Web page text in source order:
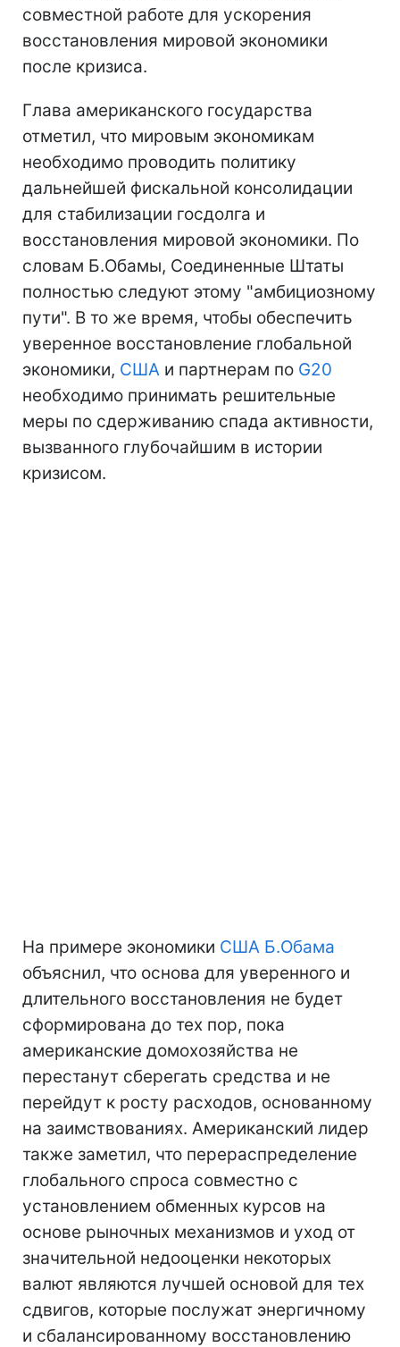
совместной работе для ускорения
восстановления мировой экономики
после кризиса.
Глава американского государства
отметил, что мировым экономикам
необходимо проводить политику
дальнейшей фискальной консолидации
для стабилизации госдолга и
восстановления мировой экономики. По
словам Б.Обамы, Соединенные Штаты
полностью следуют этому "амбициозному
пути". В то же время, чтобы обеспечить
уверенное восстановление глобальной
экономики, США и партнерам по G20
необходимо принимать решительные
меры по сдерживанию спада активности,
вызванного глубочайшим в истории
кризисом.
На примере экономики США Б.Обама
объяснил, что основа для уверенного и
длительного восстановления не будет
сформирована до тех пор, пока
американские домохозяйства не
перестанут сберегать средства и не
перейдут к росту расходов, основанному
на заимствованиях. Американский лидер
также заметил, что перераспределение
глобального спроса совместно с
установлением обменных курсов на
основе рыночных механизмов и уход от
значительной недооценки некоторых
валют являются лучшей основой для тех
сдвигов, которые послужат энергичному
и сбалансированному восстановлению